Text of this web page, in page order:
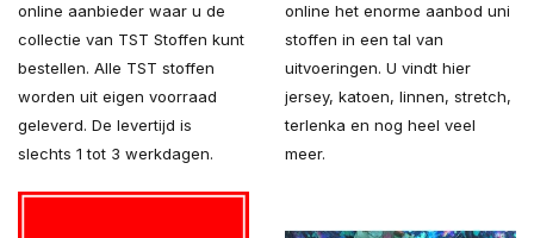
online aanbieder waar u de
collectie van TST Stoffen kunt
bestellen. Alle TST stoffen
worden uit eigen voorraad
geleverd. De levertijd is
slechts 1 tot 3 werkdagen.
online het enorme aanbod uni
stoffen in een tal van
uitvoeringen. U vindt hier
jersey, katoen, linnen, stretch,
terlenka en nog heel veel
meer.